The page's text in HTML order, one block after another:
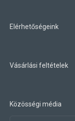
Elérhetőségeink
Vásárlási feltételek
Közösségi média